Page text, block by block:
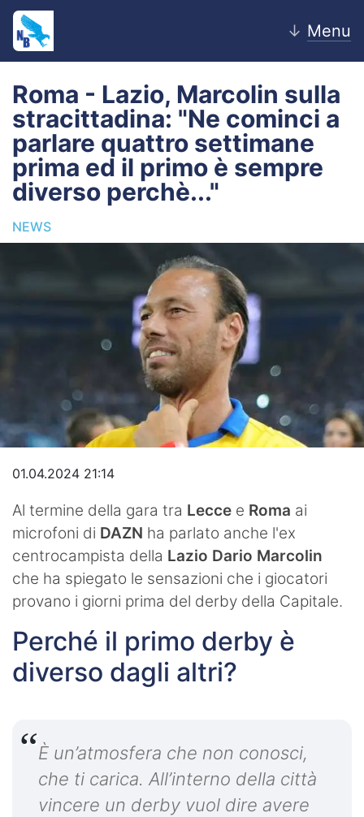
↓ Menu
Home
News
Editoriale
Pagelle
Settore Giovanile
Calciomercato
Roma - Lazio, Marcolin sulla
stracittadina: "Ne cominci a
parlare quattro settimane
prima ed il primo è sempre
diverso perchè..."
NEWS
01.04.2024 21:14
Al termine della gara tra Lecce e Roma ai
microfoni di DAZN ha parlato anche l'ex
centrocampista della Lazio Dario Marcolin
che ha spiegato le sensazioni che i giocatori
provano i giorni prima del derby della Capitale.
Perché il primo derby è
diverso dagli altri?
È un’atmosfera che non conosci,
che ti carica. All’interno della città
vincere un derby vuol dire avere